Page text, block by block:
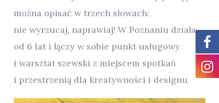
można opisać w trzech słowach:
nie wyrzucaj, naprawiaj! W Poznaniu działa
od 6 lat i łączy w sobie punkt usługowy
i warsztat szewski z miejscem spotkań
i przestrzenią dla kreatywności i designu.